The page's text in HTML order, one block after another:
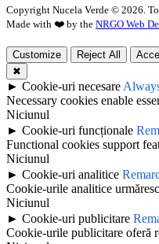
Copyright Nucela Verde © 2026 .
Made with ❤️ by the NRGO Web
Customize Reject All
✖
► Cookie-uri necesare
Necessary cookies enable
Niciunul
► Cookie-uri funcționale
Functional cookies support
Niciunul
► Cookie-uri analitice
Cookie-urile analitice
Niciunul
► Cookie-uri publicitare
Cookie-urile publicitare oferă